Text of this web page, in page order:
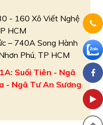
- 160 Xô Viết Nghệ
HCM
– 740A Song Hành
Phú, TP HCM
Suối Tiên - Ngã
- Ngã Tư An Sương